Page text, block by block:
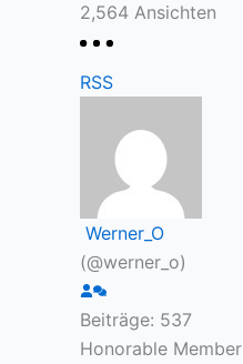
2,564 Ansichten
RSS
Werner_O
(@werner_o)
Beiträge: 537
Honorable Member